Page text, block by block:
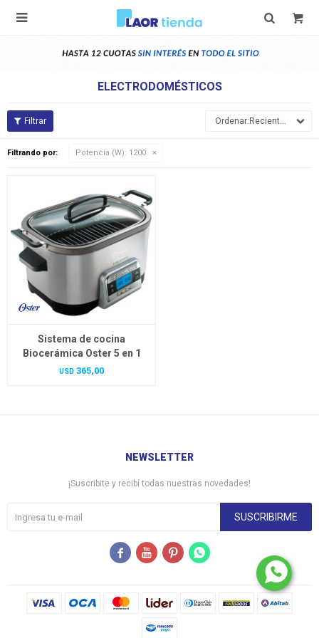

ELECTRODOMÉSTICOS
Recientes
Filtrando por: Potencia (W): 1200
Sistema de cocina
Biocerámica Oster 5 en 1
USD 365,00
NEWSLETTER
¡Suscribite y recibí todas nuestras novedades!
SUSCRIBIRME
   